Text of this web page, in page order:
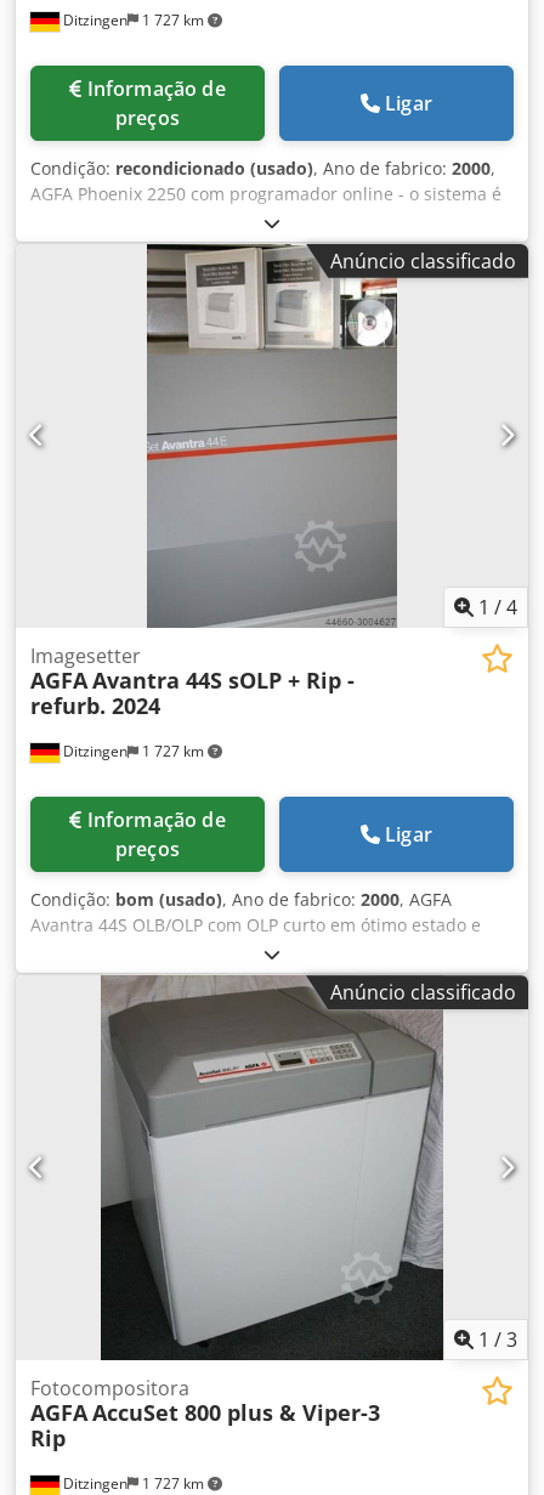
Ditzingen 1 727 km
preços
Ligar
Condição: recondicionado (usado), Ano de fabrico: 2000,
AGFA Phoenix 2250 com programador online - o sistema é
completamente verificado e limpo. Resoluções: 1200, 1800,
2400 e 3000 dpi - máx. 570 × 736 mm. Inclui densitómetro
de película Techkon. Teremos todo o gosto em enviar-lhe
mais informações e fotografias. Revisto em 2024 Dodpfefl
Anúncio classificado
1 /4
Ditzingen 1 727 km
Imagesetter
AGFAAvantra 44S sOLP + Rip -
refurb. 2024
preços
Ligar
Condição: bom (usado), Ano de fabrico: 2000, AGFA
Avantra 44S OLB/OLP com OLP curto em ótimo estado e
Harlequin RIP Resoluções: 1200, 1800, 2400 e 3600 dpi -
sempre com manutenção da Agfa O sistema foi instalado
em 2000 e está em funcionamento - com rip. - Avantra 44
com 3600 dpi - AgfaLine 44 - pequeno programador online
Dedpfx Asc N Ahxjflskr - Rasgador Harlequin -
Densitómetro de película Techkon. A Avantra estava com
contrato de serviço - teremos todo o gosto em enviar-lhe
mais informações e fotografias. Recondicionada 2024
Anúncio classificado
1 /3
Ditzingen 1 727 km
Fotocompositora
AGFAAccuSet 800 plus & Viper-3
Rip